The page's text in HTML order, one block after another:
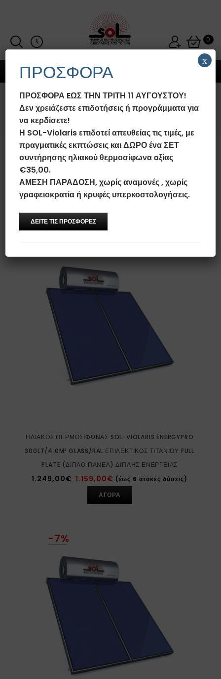
0
MENU
300L
Αρχική σελίδα
ΦΊΛΤΡΑ
Προκαθορισμένη ταξινόμηση
ΗΛΙΑΚΌΣ ΘΕΡΜΟΣΊΦΩΝΑΣ SOL-VIOLARIS ENERGYPRO
300LT/4.0M² GLASS/RAL ΕΠΙΛΕΚΤΙΚΌΣ ΤΙΤΑΝΊΟΥ FULL
PLATE (ΔΙΠΛΌ ΠΆΝΕΛ) ΔΙΠΛΉΣ ΕΝΈΡΓΕΙΑΣ
1.249,00€ 1.159,00€ (έως 6 άτοκες δόσεις)
ΑΓΟΡΑ
-7%
ΠΡΟΣΦΟΡΑ
ΠΡΟΣΦΟΡΑ EΩΣ ΤΗΝ ΤΡΙΤΗ 11 ΑΥΓΟΥΣΤΟΥ!
Δεν χρειάζεστε επιδοτήσεις ή προγράμματα για
να κερδίσετε!
Η SOL-Violaris επιδοτεί απευθείας τις τιμές, με
πραγματικές εκπτώσεις και ΔΩΡΟ ένα ΣΕΤ
συντήρησης ηλιακού θερμοσίφωνα αξίας
€35,00.
ΑΜΕΣΗ ΠΑΡΑΔΟΣΗ, χωρίς αναμονές , χωρίς
γραφειοκρατία ή κρυφές υπερκοστολογήσεις.
ΔΕΙΤΕ ΤΙΣ ΠΡΟΣΦΟΡΕΣ
x